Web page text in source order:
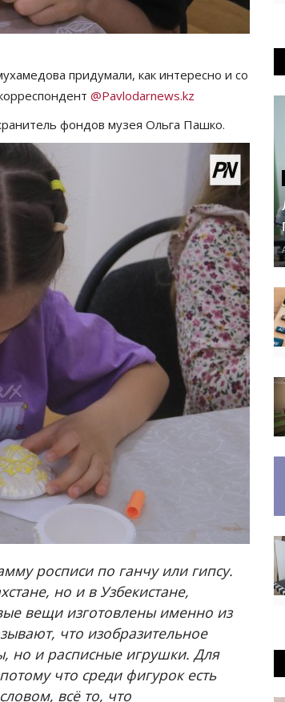
придумали, как интересно и со
@Pavlodarnews.kz
фондов музея Ольга Пашко.
росписи по ганчу или гипсу.
но и в Узбекистане,
вещи изготовлены именно из
что изобразительное
но и расписные игрушки. Для
что среди фигурок есть
всё то, что